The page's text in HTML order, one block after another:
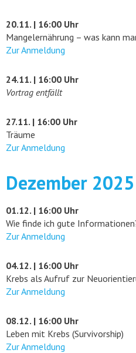
20.11. | 16:00 Uhr
Mangelernährung – was kann
Zur Anmeldung
24.11. | 16:00 Uhr
Vortrag entfällt
27.11. | 16:00 Uhr
Träume
Zur Anmeldung
Dezember 2025
01.12. | 16:00 Uhr
Wie finde ich gute
Zur Anmeldung
04.12. | 16:00 Uhr
Krebs als Aufruf zur
Zur Anmeldung
08.12. | 16:00 Uhr
Leben mit Krebs (Survivorship)
Zur Anmeldung